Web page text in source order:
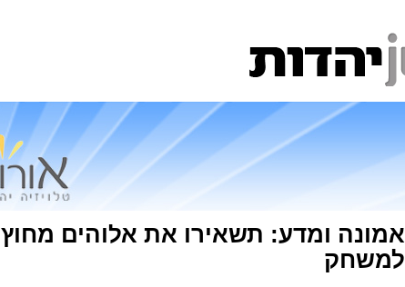
אמונה ומדע: תשאירו את אלוהים מחוץ
למשחק